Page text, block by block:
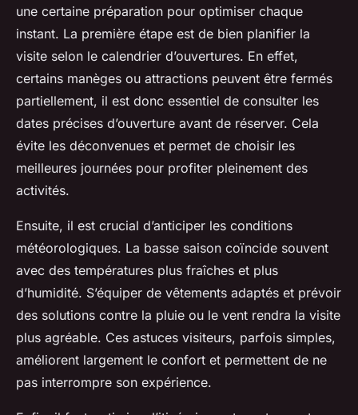
une certaine préparation pour optimiser chaque
instant. La première étape est de bien planifier la
visite selon le calendrier d’ouvertures. En effet,
certains manèges ou attractions peuvent être fermés
partiellement, il est donc essentiel de consulter les
dates précises d’ouverture avant de réserver. Cela
évite les déconvenues et permet de choisir les
meilleures journées pour profiter pleinement des
activités.
Ensuite, il est crucial d’anticiper les conditions
météorologiques. La basse saison coïncide souvent
avec des températures plus fraîches et plus
d’humidité. S’équiper de vêtements adaptés et prévoir
des solutions contre la pluie ou le vent rendra la visite
plus agréable. Ces astuces visiteurs, parfois simples,
améliorent largement le confort et permettent de ne
pas interrompre son expérience.